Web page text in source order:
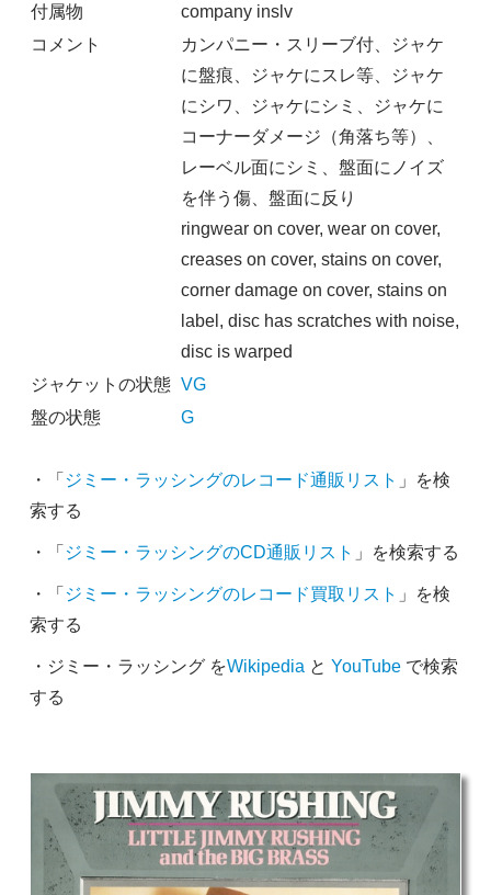
付属物
company inslv
コメント
カンパニー・スリーブ付、ジャケ
に盤痕、ジャケにスレ等、ジャケ
にシワ、ジャケにシミ、ジャケに
コーナーダメージ（角落ち等）、
レーベル面にシミ、盤面にノイズ
を伴う傷、盤面に反り
ringwear on cover, wear on cover,
creases on cover, stains on cover,
corner damage on cover, stains on
label, disc has scratches with noise,
disc is warped
ジャケットの状態 VG
盤の状態
G
・「 ジミー・ラッシングのレコード通販リスト 」を検
索する
・「 ジミー・ラッシングのCD通販リスト 」を検索する
・「 ジミー・ラッシングのレコード買取リスト 」を検
索する
・ジミー・ラッシング をWikipedia と YouTubeで検索
する